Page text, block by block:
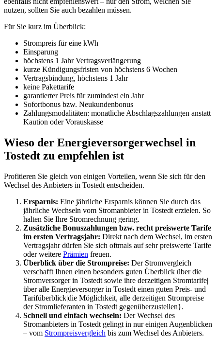
nutzen, sollten Sie auch bezahlen müssen.
Für Sie kurz im Überblick:
Strompreis für eine kWh
Einsparung
höchstens 1 Jahr Vertragsverlängerung
kurze Kündigungsfristen von höchstens 6 Wochen
Vertragsbindung, höchstens 1 Jahr
keine Pakettarife
garantierter Preis für zumindest ein Jahr
Sofortbonus bzw. Neukundenbonus
Zahlungsmodalitäten: monatliche Abschlagszahlungen anstatt
Kaution oder Vorauskasse
Wieso der Energieversorgerwechsel in
Tostedt zu empfehlen ist
Profitieren Sie gleich von einigen Vorteilen, wenn Sie sich für den
Wechsel des Anbieters in Tostedt entscheiden.
Ersparnis: Eine jährliche Ersparnis können Sie durch das
jährliche Wechseln vom Stromanbieter in Tostedt erzielen. So
halten Sie Ihre Stromrechnung gering.
Zusätzliche Bonuszahlungen bzw. recht preiswerte Tarife
im ersten Vertragsjahr: Direkt nach dem Wechsel, im ersten
Vertragsjahr dürfen Sie sich oftmals auf sehr preiswerte Tarife
oder weitere Prämien freuen.
Überblick über die Strompreise: Der Stromvergleich
verschafft Ihnen einen besonders guten Überblick über die
Stromversorger in Tostedt sowie ihre derzeitigen Stromtarife|
über alle Energieversorger in Tostedt einen guten Preis- und
Tarifüberblick|die Möglichkeit, alle derzeitigen Strompreise
der Stromlieferanten in Tostedt gegenüberzustellen}.
Schnell und einfach wechseln: Der Wechsel des
Stromanbieters in Tostedt gelingt in nur einigen Augenblicken
– vom Strompreisvergleich bis zum Wechsel des Anbieters.